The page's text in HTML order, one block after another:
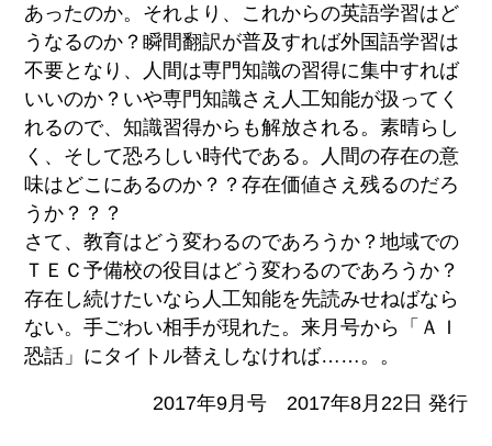
あったのか。それより、これからの英語学習はど
うなるのか？瞬間翻訳が普及すれば外国語学習は
不要となり、人間は専門知識の習得に集中すれば
いいのか？いや専門知識さえ人工知能が扱ってく
れるので、知識習得からも解放される。素晴らし
く、そして恐ろしい時代である。人間の存在の意
味はどこにあるのか？？存在価値さえ残るのだろ
うか？？？
さて、教育はどう変わるのであろうか？地域での
ＴＥＣ予備校の役目はどう変わるのであろうか？
存在し続けたいなら人工知能を先読みせねばなら
ない。手ごわい相手が現れた。来月号から「ＡＩ
恐話」にタイトル替えしなければ……。。
2017年9月号 2017年8月22日 発行